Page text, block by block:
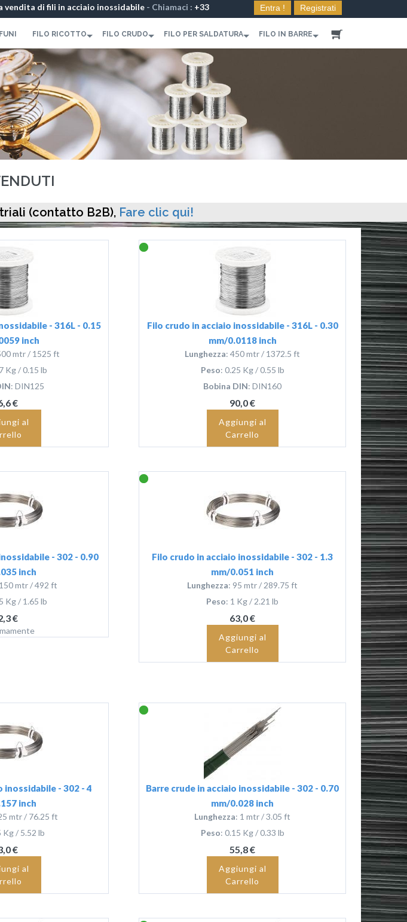
di fili in acciaio inossidabile- Chiamaci : +33
Entra ! Registrati
FUNI FILO RICOTTO FILO CRUDO FILO PER SALDATURA FILO IN BARRE
(contatto B2B), Fare clic qui!
- 316L - 0.15
inch
mtr / 1525 ft
Kg / 0.15 lb
: DIN125
€
al
Filo crudo in acciaio inossidabile - 316L - 0.30
mm/0.0118 inch
Lunghezza: 450 mtr / 1372.5 ft
Peso: 0.25 Kg / 0.55 lb
Bobina DIN: DIN160
90,0 €
Aggiungi al
Carrello
- 302 - 0.90
inch
mtr / 492 ft
Kg / 1.65 lb
€
Filo crudo in acciaio inossidabile - 302 - 1.3
mm/0.051 inch
Lunghezza: 95 mtr / 289.75 ft
Peso: 1 Kg / 2.21 lb
63,0 €
Aggiungi al
Carrello
inossidabile - 302 - 4
inch
mtr / 76.25 ft
Kg / 5.52 lb
€
al
Barre crude in acciaio inossidabile - 302 - 0.70
mm/0.028 inch
Lunghezza: 1 mtr / 3.05 ft
Peso: 0.15 Kg / 0.33 lb
55,8 €
Aggiungi al
Carrello